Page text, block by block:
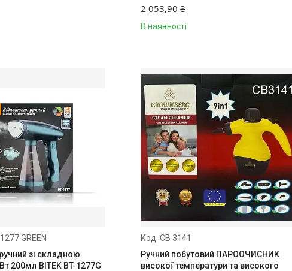
2 053,90 ₴
В наявності
GREEN
зі складною
200мл BITEK BT-1277G
CB 3141
Ручний побутовий ПАРООЧИСНИК
високої температури та високого